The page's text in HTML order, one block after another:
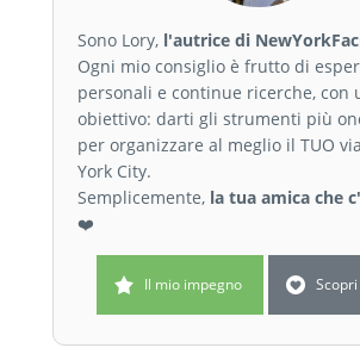
Sono Lory, l'autrice di
Ogni mio consiglio è frutto di
personali e continue ricerche, con
obiettivo: darti gli strumenti più
per organizzare al meglio il TUO
York City.
Semplicemente, la tua amica che
❤️
Il mio impegno